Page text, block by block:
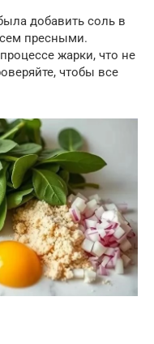
добавить соль в
пресными.
жарки, что не
чтобы все